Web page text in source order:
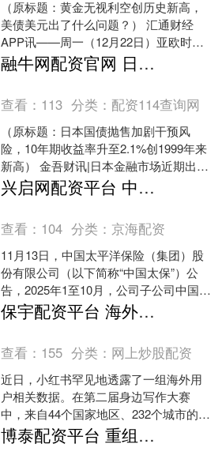
（原标题：黄金无视利空创历史新高，
美债美元出了什么问题？） 汇通财经
APP讯——周一（12月22日）亚欧时
段，现货黄金（XAU/USD）全天保持强
势格局，在密集....
融牛网配资官网 日本国债抛售加剧干预风险，10年期收益率升至2.1%创1999年来新高
查看： 113 分类： 配资114查询网
（原标题：日本国债抛售加剧干预风
险，10年期收益率升至2.1%创1999年来
新高） 金吾财讯|日本金融市场近期出现
显著波动，10年期国债收益率攀升至
2.1%，较....
兴启网配资平台 中国太保：1-10月保费收入4148.89亿元，同比增长5.72%
查看： 104 分类： 京海配资
11月13日，中国太平洋保险（集团）股
份有限公司（以下简称“中国太保”）公
告，2025年1至10月，公司子公司中国太
平洋人寿保险股份有限公司累计原保险
保费收入为....
保宇配资平台 海外用户活跃，小红书44个国家地区用户参与身边写作大赛
查看： 155 分类： 网上炒股配资
近日，小红书罕见地透露了一组海外用
户相关数据。在第二届身边写作大赛
中，来自44个国家地区、232个城市的用
户参与了投稿，显示海外用户活跃。身
边写作大赛是小红书发....
博泰配资平台 重组完成后主营业务变更 *ST松发股价连续上涨后创出历史新高